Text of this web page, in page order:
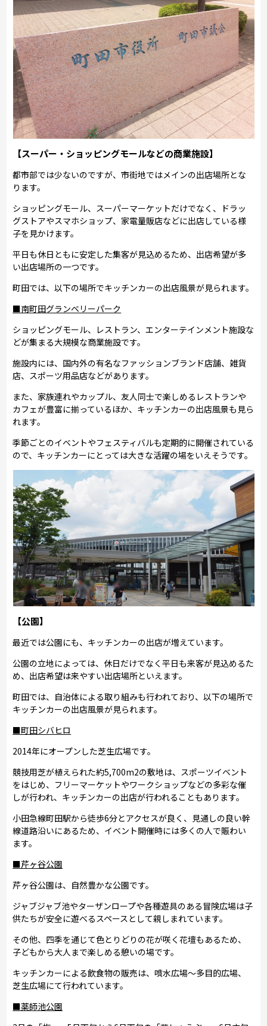
【スーパー・ショッピングモールなどの商業施設】
都市部では少ないのですが、市街地ではメインの出店場所とな
ります。
ショッピングモール、スーパーマーケットだけでなく、ドラッ
グストアやスマホショップ、家電量販店などに出店している様
子を見かけます。
平日も休日ともに安定した集客が見込めるため、出店希望が多
い出店場所の一つです。
町田では、以下の場所でキッチンカーの出店風景が見られます。
■南町田グランベリーパーク
ショッピングモール、レストラン、エンターテインメント施設な
どが集まる大規模な商業施設です。
施設内には、国内外の有名なファッションブランド店舗、雑貨
店、スポーツ用品店などがあります。
また、家族連れやカップル、友人同士で楽しめるレストランや
カフェが豊富に揃っているほか、キッチンカーの出店風景も見ら
れます。
季節ごとのイベントやフェスティバルも定期的に開催されている
ので、キッチンカーにとっては大きな活躍の場をいえそうです。
【公園】
最近では公園にも、キッチンカーの出店が増えています。
公園の立地によっては、休日だけでなく平日も来客が見込めるた
め、出店希望は来やすい出店場所といえます。
町田では、自治体による取り組みも行われており、以下の場所で
キッチンカーの出店風景が見られます。
■町田シバヒロ
2014年にオープンした芝生広場です。
競技用芝が植えられた約5,700m2の敷地は、スポーツイベント
をはじめ、フリーマーケットやワークショップなどの多彩な催
しが行われ、キッチンカーの出店が行われることもあります。
小田急線町田駅から徒歩6分とアクセスが良く、見通しの良い幹
線道路沿いにあるため、イベント開催時には多くの人で賑わい
ます。
■芹ヶ谷公園
芹ヶ谷公園は、自然豊かな公園です。
ジャブジャブ池やターザンロープや各種遊具のある冒険広場は子
供たちが安全に遊べるスペースとして親しまれています。
その他、四季を通じて色とりどりの花が咲く花壇もあるため、
子どもから大人まで楽しめる憩いの場です。
キッチンカーによる飲食物の販売は、噴水広場～多目的広場、
芝生広場にて行われています。
■薬師池公園